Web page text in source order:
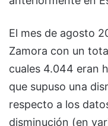
El mes de agosto
Zamora con un
cuales 4.044 eran
que supuso una
respecto a los
disminución (en